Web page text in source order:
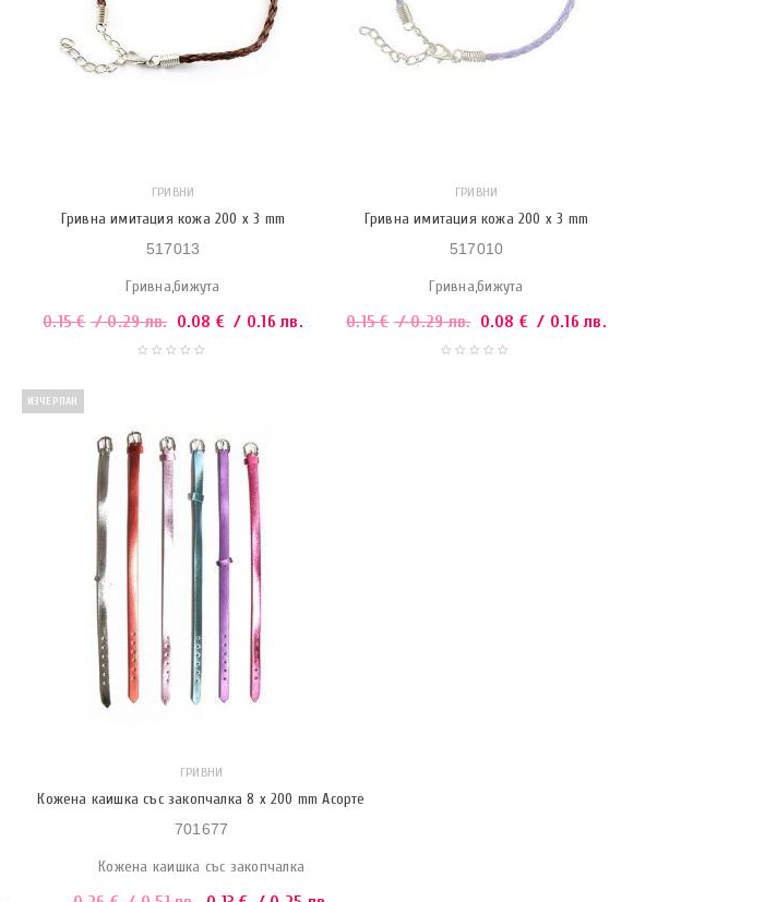
ГРИВНИ
Гривна имитация кожа 200 x 3 mm
517013
Гривна,бижута
0.15€ / 0.29 лв. 0.08 € / 0.16 лв.
ГРИВНИ
Гривна имитация кожа 200 x 3 mm
517010
Гривна,бижута
0.15€ / 0.29 лв. 0.08 € / 0.16 лв.
ИЗЧЕРПАН
ГРИВНИ
Кожена каишка със закопчалка 8 x 200 mm Асорте
701677
Кожена каишка със закопчалка